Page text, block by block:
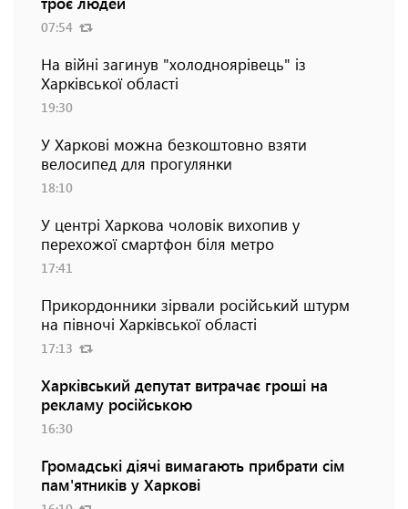
07:54
На війні загинув "холодноярівець" із
Харківської області
19:30
У Харкові можна безкоштовно взяти
велосипед для прогулянки
18:10
У центрі Харкова чоловік вихопив у
перехожої смартфон біля метро
17:41
Прикордонники зірвали російський штурм
на півночі Харківської області
17:13
Харківський депутат витрачає гроші на
рекламу російською
16:30
Громадські діячі вимагають прибрати сім
пам'ятників у Харкові